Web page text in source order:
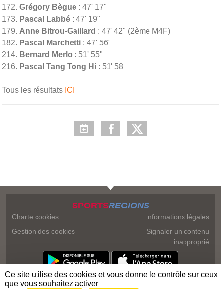
172. Grégory Bègue : 47' 17"
173. Pascal Labbé : 47' 19"
179. Anne Bitrou-Gaillard : 47' 42" (2ème M4F)
182. Pascal Marchetti : 47' 56"
214. Bernard Merlo : 51' 55"
216. Pascal Tang Tong Hi : 51' 58
Tous les résultats ICI
SPORTSREGIONS
Charte cookies
Gestion des cookies
Informations légales
Signaler un contenu
inapproprié
Ce site utilise des cookies et vous donne le contrôle sur ceux
que vous souhaitez activer